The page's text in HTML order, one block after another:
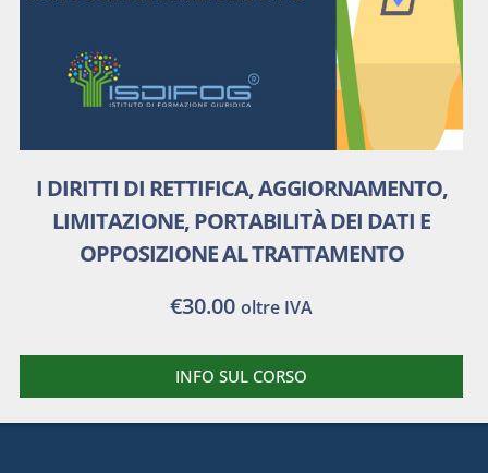
I DIRITTI DI RETTIFICA, AGGIORNAMENTO,
LIMITAZIONE, PORTABILITÀ DEI DATI E
OPPOSIZIONE AL TRATTAMENTO
€30.00 oltre IVA
INFO SUL CORSO